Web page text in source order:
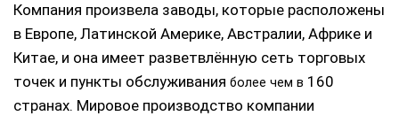
Компания произвела заводы, которые расположены
в Европе, Латинской Америке, Австралии, Африке и
Китае, и она имеет разветвлённую сеть торговых
точек и пункты обслуживания более чем в 160
странах. Мировое производство компании